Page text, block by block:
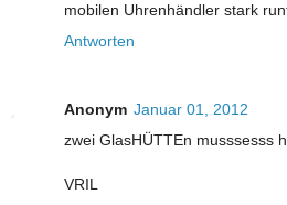
mobilen Uhrenhändler stark
Antworten
Anonym Januar 01, 2012
zwei GlasHÜTTEn musssesss
VRIL